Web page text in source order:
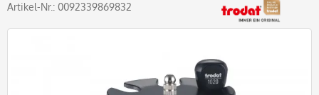
Artikel-Nr.: 0092339869832